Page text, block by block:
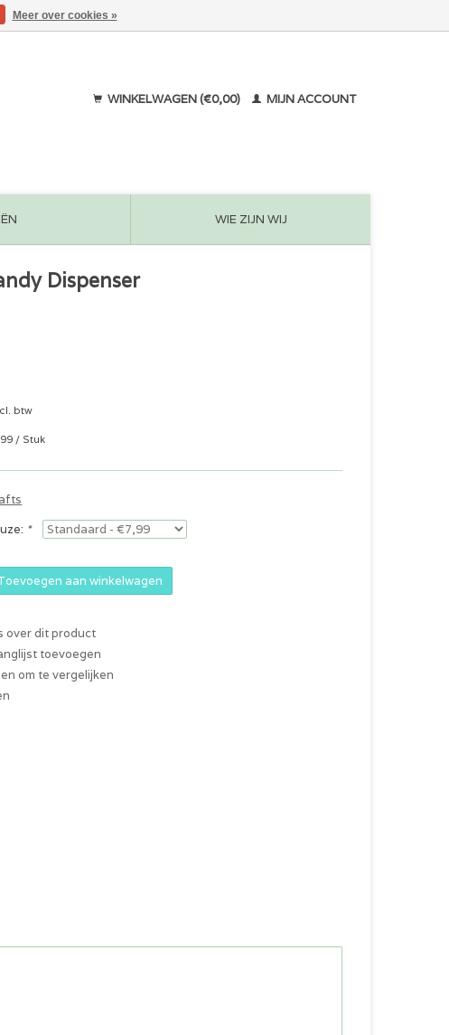
WINKELWAGEN (€0,00) MIJN ACCOUNT
WIE ZIJN WIJ
Dispenser
btw
/ Stuk
*
aan winkelwagen
over dit product
toevoegen
om te vergelijken
Meer over cookies »